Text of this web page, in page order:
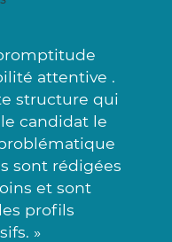
attentive .
structure qui
candidat le
sont rédigées
et sont
profils
»